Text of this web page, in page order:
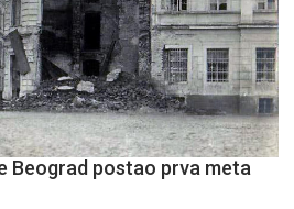
Beograd postao prva meta